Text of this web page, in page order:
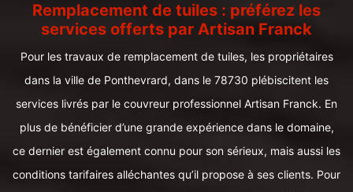
Remplacement de tuiles : préférez les
services offerts par Artisan Franck
Pour les travaux de remplacement de tuiles, les propriétaires
dans la ville de Ponthevrard, dans le 78730 plébiscitent les
services livrés par le couvreur professionnel Artisan Franck. En
plus de bénéficier d’une grande expérience dans le domaine,
ce dernier est également connu pour son sérieux, mais aussi les
conditions tarifaires alléchantes qu’il propose à ses clients. Pour